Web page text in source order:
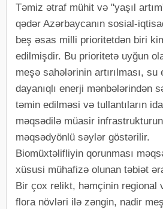
Təmiz ətraf mühit və "yaşıl
qədər Azərbaycanın sosial-
beş əsas milli prioritetdən biri
edilmişdir. Bu prioritetə uyğun
meşə sahələrinin artırılması, su
dayanıqlı enerji mənbələrindən
təmin edilməsi və tullantıların
məqsədilə müasir
məqsədyönlü səylər göstərilir.
Biomüxtəlifliyin qorunması
xüsusi mühafizə olunan təbiət
Bir çox relikt, həmçinin regional
flora növləri ilə zəngin, nadir